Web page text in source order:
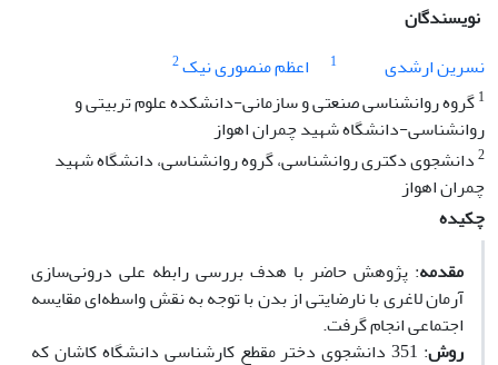
نویسندگان
نسرین ارشدی
1 اعظم منصوری نیک2
1گروه روانشناسی صنعتی و سازمانی-دانشکده علوم تربیتی و
روانشناسی-دانشگاه شهید چمران اهواز
2دانشجوی دکتری روانشناسی، گروه روانشناسی، دانشگاه شهید
چمران اهواز
چکیده
مقدمه: پژوهش حاضر با هدف بررسی رابطه علی درونی‌سازی
آرمان لاغری با نارضایتی از بدن با توجه به نقش واسطه‌ای مقایسه
اجتماعی انجام گرفت.
روش
: 351 دانشجوی دختر مقطع کارشناسی دانشگاه کاشان که